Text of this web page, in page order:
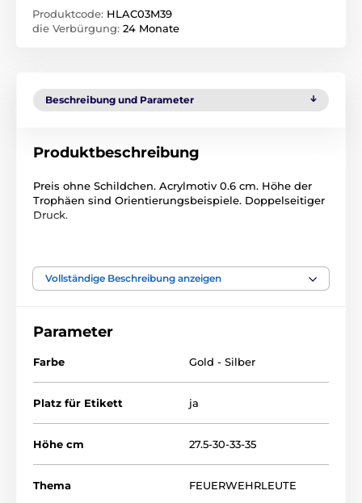
Produktcode: HLAC03M39
die Verbürgung: 24 Monate
Beschreibung und Parameter
Produktbeschreibung
Preis ohne Schildchen. Acrylmotiv 0.6 cm. Höhe der
Trophäen sind Orientierungsbeispiele. Doppelseitiger
Druck.
Feuerwehr Acryltrophäen
Vollständige Beschreibung anzeigen
Parameter
Farbe Gold - Silber
Platz für Etikett ja
Höhe cm 27.5-30-33-35
Thema FEUERWEHRLEUTE